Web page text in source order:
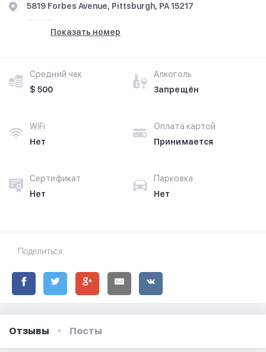
5819 Forbes Avenue, Pittsburgh, PA 15217
Показать номер
Средний чек
$ 500
Алкоголь
Запрещён
WiFi
Нет
Оплата картой
Принимается
Сертификат
Нет
Парковка
Нет
Поделиться:
Отзывы Посты